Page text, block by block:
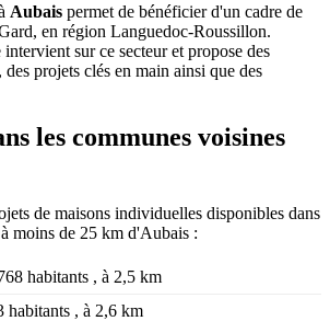
Aubais permet de bénéficier d'un cadre de
en région Languedoc-Roussillon.
sur ce secteur et propose des
projets clés en main ainsi que des
les communes voisines
de maisons individuelles disponibles dans
moins de 25 km d'Aubais :
habitants , à 2,5 km
habitants , à 2,6 km